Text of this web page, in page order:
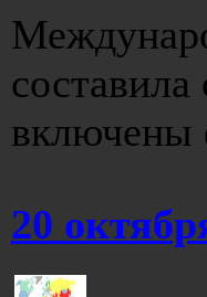
включены
20